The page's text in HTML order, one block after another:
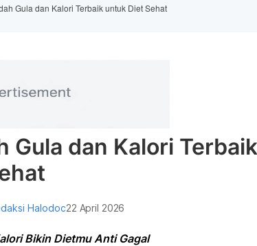
Gula dan Kalori Terbaik untuk Diet Sehat
Gula dan Kalori Terbaik
Halodoc22 April 2026
Bikin Dietmu Anti Gagal